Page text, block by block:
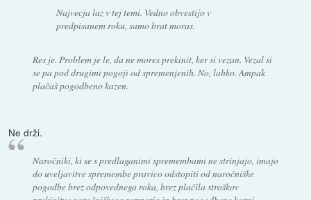
Najvecja laz v tej temi. Vedno obvestijo v
predpisanem roku, samo brat moras.
Res je. Problem je le, da ne mores prekinit, ker si vezan. Vezal si
se pa pod drugimi pogoji od spremenjenih. No, lahko. Ampak
plačaš pogodbeno kazen.
Ne drži.
Naročniki, ki se s predlaganimi spremembami ne strinjajo, imajo
do uveljavitve spremembe pravico odstopiti od naročniške
pogodbe brez odpovednega roka, brez plačila stroškov